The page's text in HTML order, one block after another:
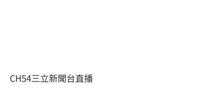
CH54三立新聞台直播